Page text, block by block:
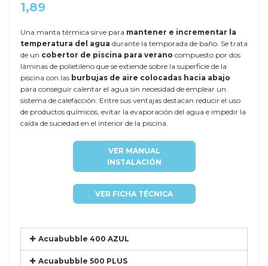
1,89
Una manta térmica sirve para mantener e incrementar la
temperatura del agua durante la temporada de baño. Se trata
de un cobertor de piscina para verano compuesto por dos
láminas de polietileno que se extiende sobre la superficie de la
piscina con las burbujas de aire colocadas hacia abajo
para conseguir calentar el agua sin necesidad de emplear un
sistema de calefacción. Entre sus ventajas destacan reducir el uso
de productos químicos, evitar la evaporación del agua e impedir la
caída de suciedad en el interior de la piscina.
VER MANUAL
INSTALACIÓN
VER FICHA TÉCNICA
Acuabubble 400 AZUL
Acuabubble 500 PLUS